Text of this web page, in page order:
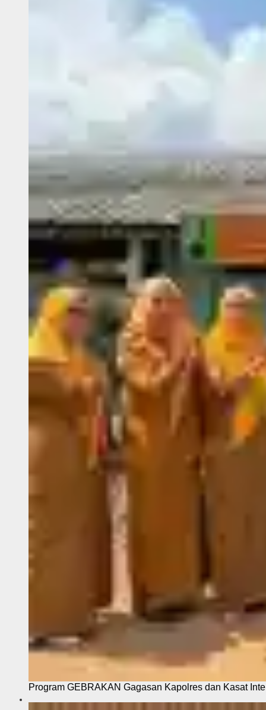
Program GEBRAKAN Gagasan Kapolres dan Kasat